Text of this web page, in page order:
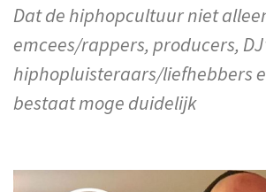
Dat de hiphopcultuur niet
emcees/rappers, producers,
hiphopluisteraars/liefhebbers
bestaat moge duidelijk